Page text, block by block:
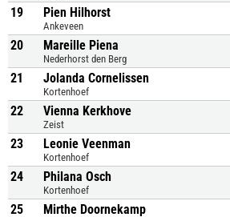
19 Pien Hilhorst
Ankeveen
20 Mareille Piena
Nederhorst den Berg
21 Jolanda Cornelissen
Kortenhoef
22 Vienna Kerkhove
Zeist
23 Leonie Veenman
Kortenhoef
24 Philana Osch
Kortenhoef
25 Mirthe Doornekamp